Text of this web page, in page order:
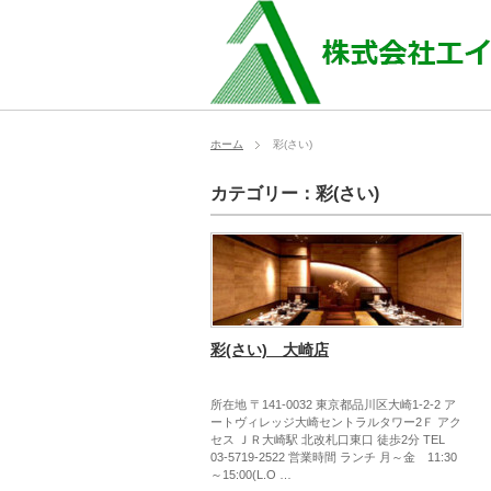
ホーム 彩(さい)
カテゴリー：彩(さい)
彩(さい) 大崎店
所在地 〒141-0032 東京都品川区大崎1-2-2 ア
ートヴィレッジ大崎セントラルタワー2Ｆ アク
セス ＪＲ大崎駅 北改札口東口 徒歩2分 TEL
03-5719-2522 営業時間 ランチ 月～金 11:30
～15:00(L.O …